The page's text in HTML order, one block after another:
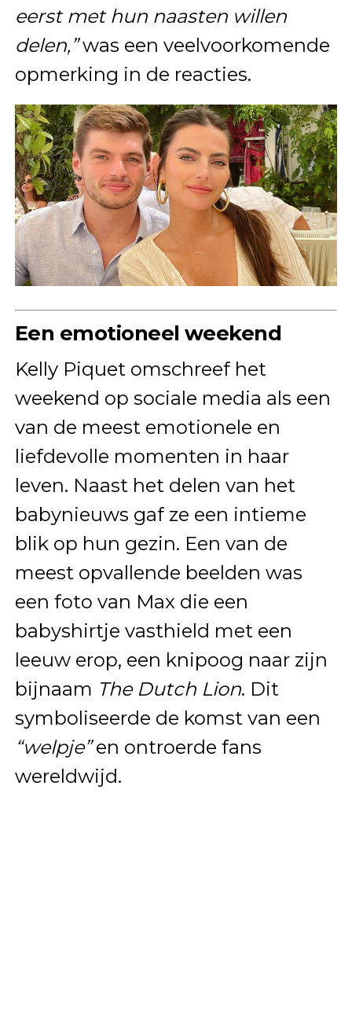
eerst met hun naasten willen
delen,”was een veelvoorkomende
opmerking in de reacties.
Een emotioneel weekend
Kelly Piquet omschreef het
weekend op sociale media als een
van de meest emotionele en
liefdevolle momenten in haar
leven. Naast het delen van het
babynieuws gaf ze een intieme
blik op hun gezin. Een van de
meest opvallende beelden was
een foto van Max die een
babyshirtje vasthield met een
leeuw erop, een knipoog naar zijn
bijnaam The Dutch Lion. Dit
symboliseerde de komst van een
“welpje”en ontroerde fans
wereldwijd.